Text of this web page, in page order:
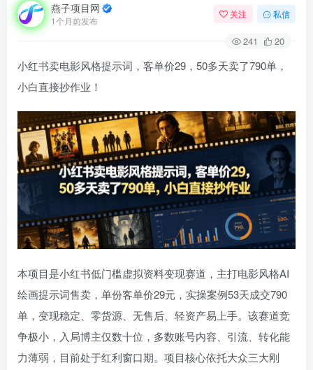
燕子项目网
1个月前发布
关注 私信
241 20
小红书卖电影风格提示词，客单价29，50多天卖了790单，
小白直接抄作业！
本项目是小红书低门槛虚拟资料变现赛道，主打电影风格AI
绘画提示词售卖，单份客单价29元，实操案例53天成交790
单，变现稳定、零货源、无售后、轻资产易上手。该赛道竞
争极小，入局博主仅数十位，多数账号内容、引流、转化能
力薄弱，目前处于红利窗口期。项目核心依托大众三大刚